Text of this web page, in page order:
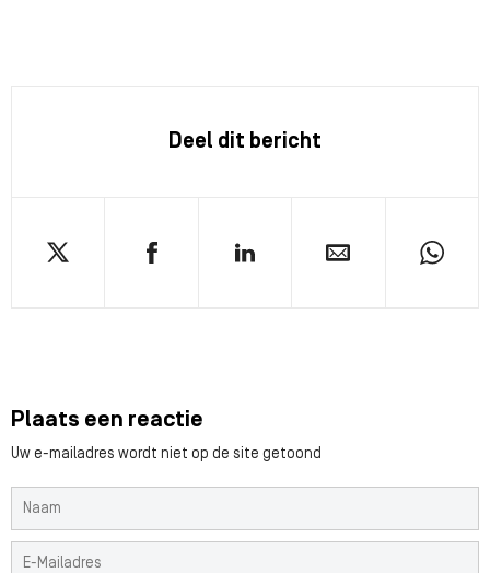
Deel dit bericht
Plaats een reactie
Uw e-mailadres wordt niet op de site getoond